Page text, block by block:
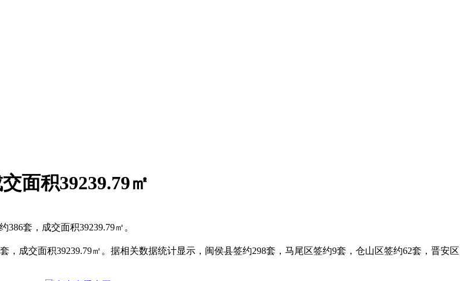
面积39239.79㎡
套，成交面积39239.79㎡。
成交面积39239.79㎡。据相关数据统计显示，闽侯县签约298套，马尾区签约9套，仓山区签约62套，晋安区